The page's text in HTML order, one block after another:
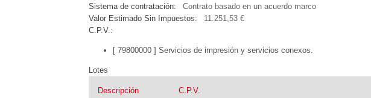
Sistema de contratación
Contrato basado en un acuerdo marco
Valor Estimado Sin Impuestos
11.251,53 €
C.P.V.
[ 79800000 ] Servicios de impresión y servicios conexos.
Lotes
Descripción C.P.V.